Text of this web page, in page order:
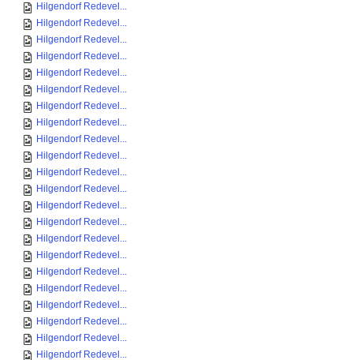
Hilgendorf Redevel...
Hilgendorf Redevel...
Hilgendorf Redevel...
Hilgendorf Redevel...
Hilgendorf Redevel...
Hilgendorf Redevel...
Hilgendorf Redevel...
Hilgendorf Redevel...
Hilgendorf Redevel...
Hilgendorf Redevel...
Hilgendorf Redevel...
Hilgendorf Redevel...
Hilgendorf Redevel...
Hilgendorf Redevel...
Hilgendorf Redevel...
Hilgendorf Redevel...
Hilgendorf Redevel...
Hilgendorf Redevel...
Hilgendorf Redevel...
Hilgendorf Redevel...
Hilgendorf Redevel...
Hilgendorf Redevel...